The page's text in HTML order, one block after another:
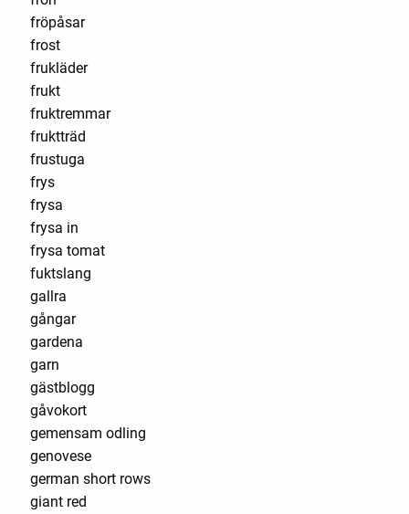
fröpåsar
frost
frukläder
frukt
fruktremmar
fruktträd
frustuga
frys
frysa
frysa in
frysa tomat
fuktslang
gallra
gångar
gardena
garn
gästblogg
gåvokort
gemensam odling
genovese
german short rows
giant red